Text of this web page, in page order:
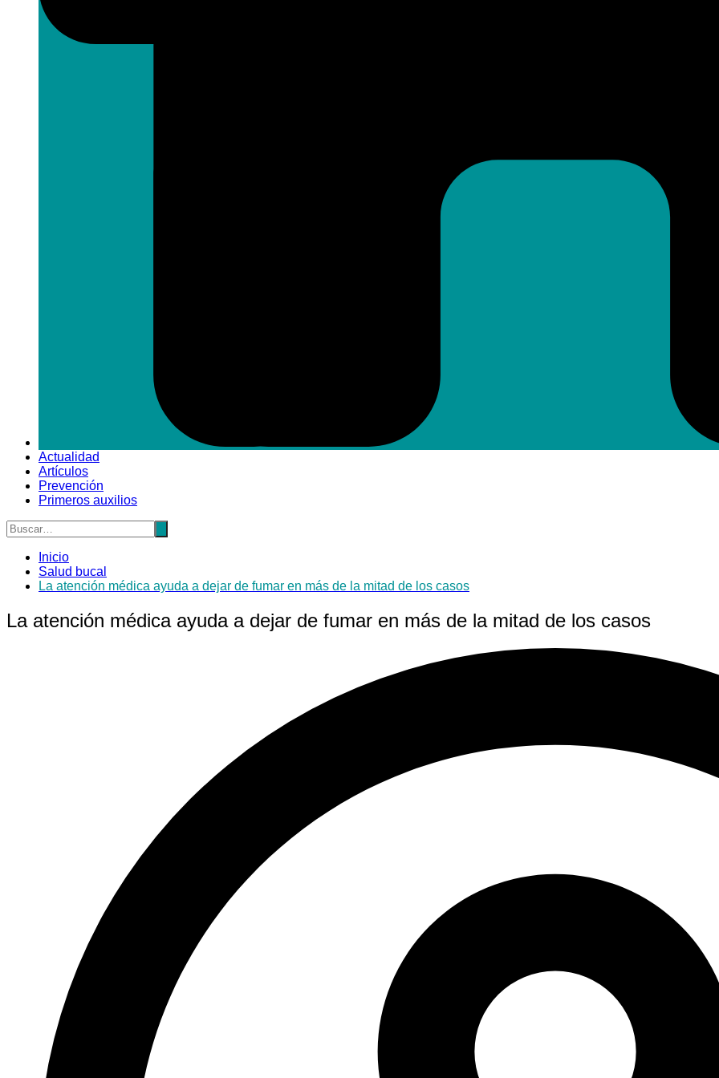
Actualidad
Artículos
Prevención
Primeros auxilios
Inicio
Salud bucal
La atención médica ayuda a dejar de fumar en más de la mitad de los casos
La atención médica ayuda a dejar de fumar en más de la mitad de los casos